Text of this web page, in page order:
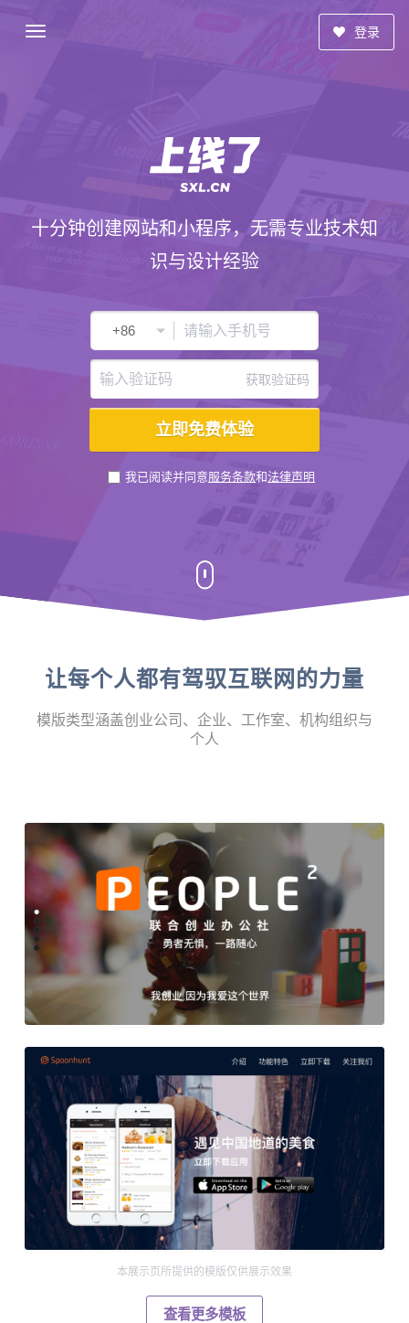
登录
十分钟创建网站和小程序，无需专业技术知
识与设计经验
获取验证码
我已阅读并同意服务条款和法律声明
让每个人都有驾驭互联网的力量
模版类型涵盖创业公司、企业、工作室、机构组织与
个人
本展示页所提供的模版仅供展示效果
查看更多模板